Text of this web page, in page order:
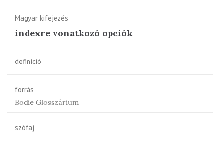
Magyar kifejezés
indexre vonatkozó opciók
definíció
forrás
Bodie Glosszárium
szófaj